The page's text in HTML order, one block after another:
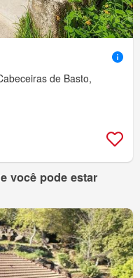
de Basto,
você pode estar